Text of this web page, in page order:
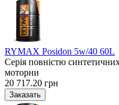
RYMAX Posidon 5w/40 60L
Серія повністю
моторни
20 717.20 грн